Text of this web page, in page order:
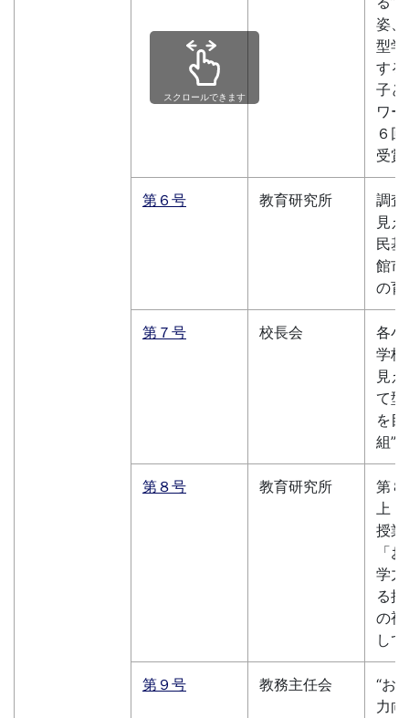
姿、
型学
する
子ど
ワ
６
受賞
第６号 教育研究所
調査
見
民
館市
の育
第７号 校長会
各小
学校
見
て
を
組”
第８号 教育研究所
第８
上
授業
「
学力
る
の視
して
第９号 教務主任会
“お
力向
スクロールできます